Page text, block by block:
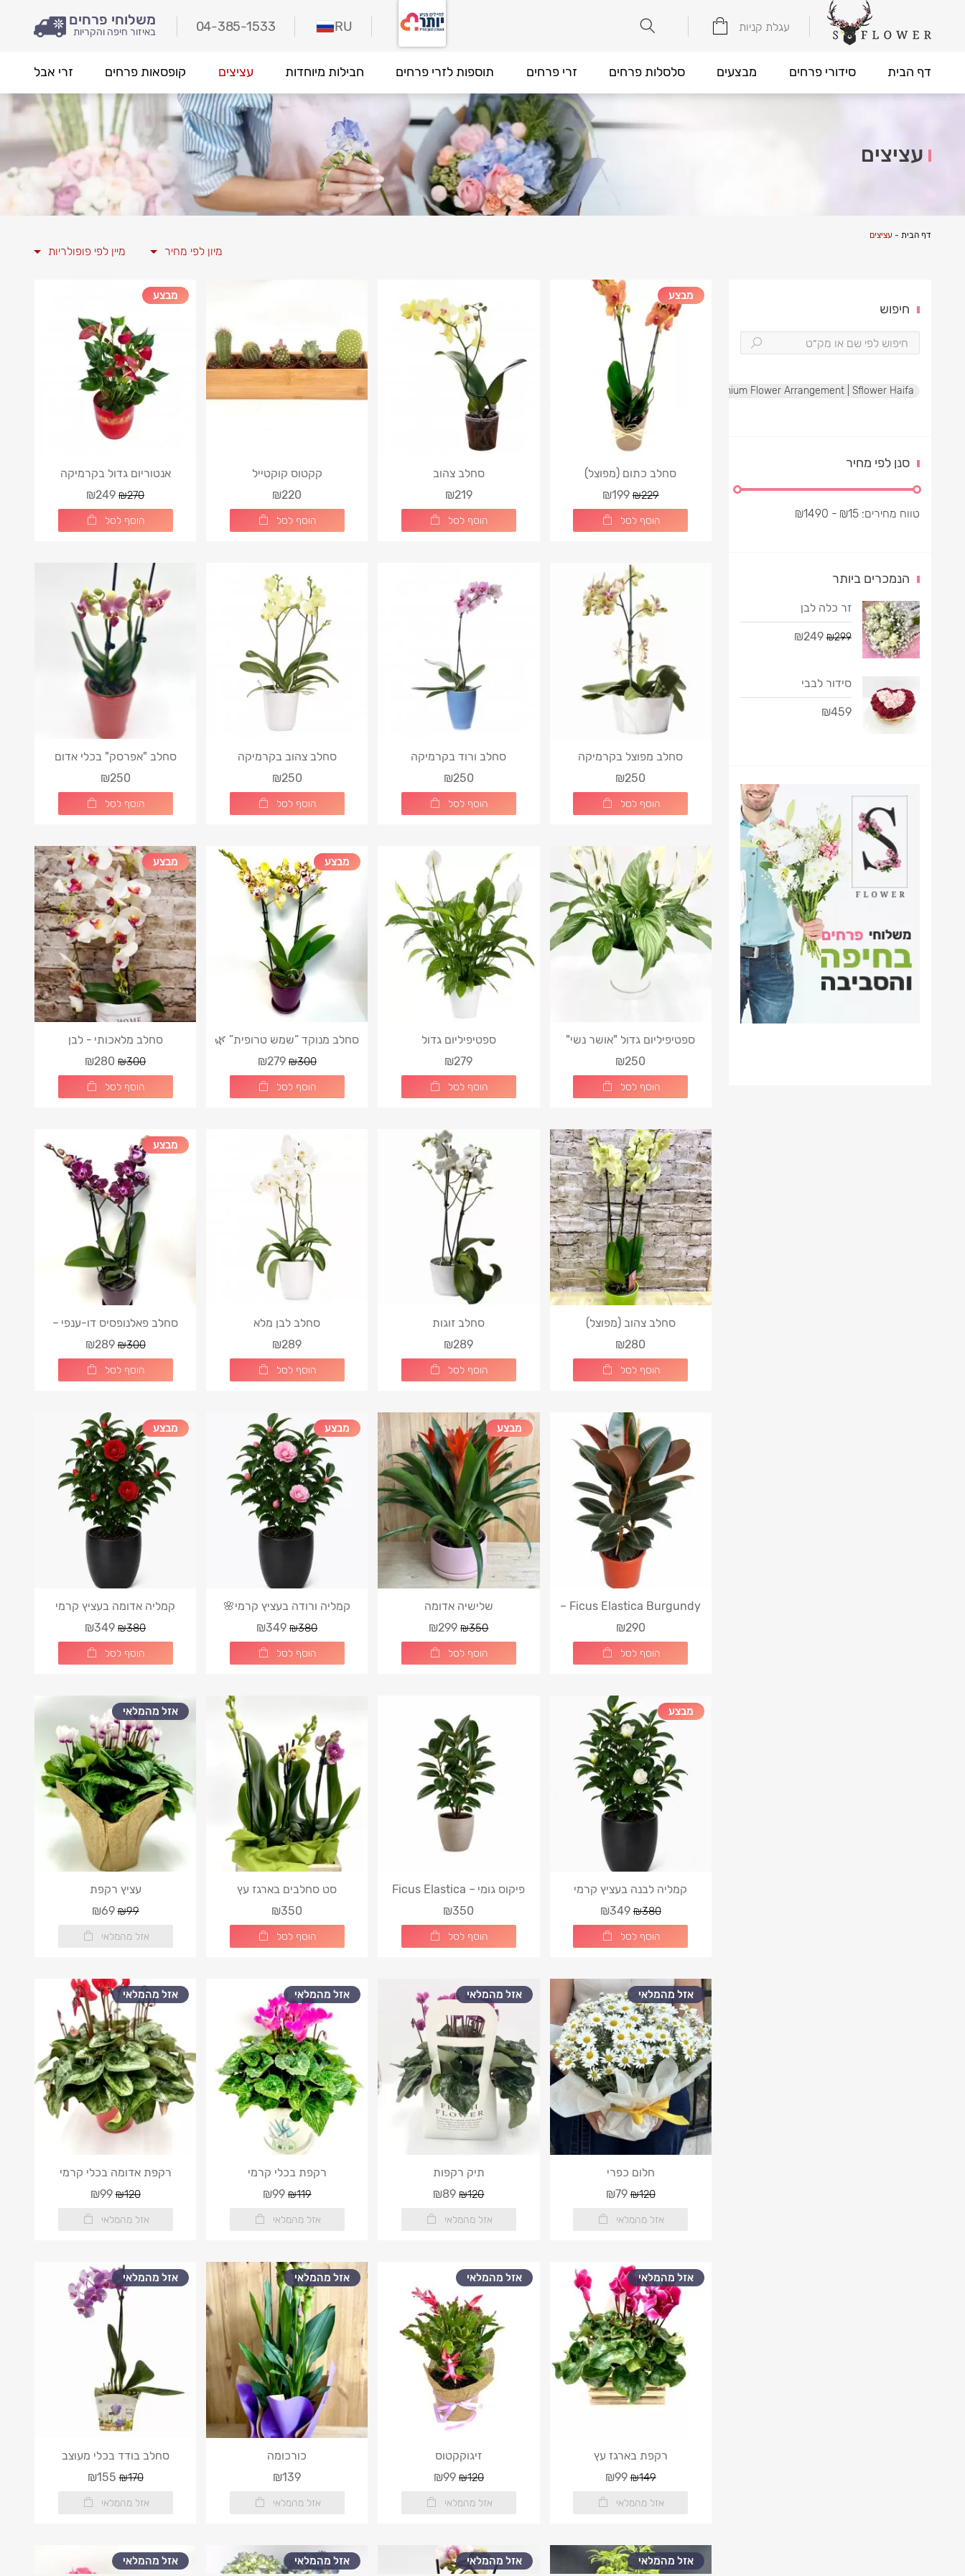
עגלת קניות משלוחי פרחים
באיזור חיפה והקריות 04-385-1533 RU
דף הבית סידורי פרחים מבצעים סלסלות פרחים זרי פרחים תוספות לזרי פרחים חבילות מיוחדות עציצים קופסאות פרחים זרי אבל
עציצים
דף הבית - עציצים
מיון לפי מחיר מיין לפי פופולריות
מבצע
סחלב כתום (מפוצל)
₪229
₪199
הוסף לסל
סחלב צהוב
₪219
הוסף לסל
קקטוס קוקטייל
₪220
הוסף לסל
מבצע
אנטוריום גדול בקרמיקה
₪270
₪249
הוסף לסל
סחלב מפוצל בקרמיקה
₪250
הוסף לסל
סחלב ורוד בקרמיקה
₪250
הוסף לסל
סחלב צהוב בקרמיקה
₪250
הוסף לסל
סחלב "אפרסק" בכלי אדום
₪250
הוסף לסל
ספטיפיליום גדול "אושר נשי"
בכלי
₪250
הוסף לסל
ספטיפיליום גדול
₪279
הוסף לסל
מבצע
סחלב מנוקד “שמש טרופית” 🌿
₪300
₪279
הוסף לסל
מבצע
סחלב מלאכותי - לבן
₪300
₪280
הוסף לסל
סחלב צהוב (מפוצל)
₪280
הוסף לסל
סחלב זוגות
₪289
הוסף לסל
סחלב לבן מלא
₪289
הוסף לסל
מבצע
סחלב פאלנופסיס דו-ענפי –
לילה קסום
₪300
₪289
הוסף לסל
Ficus Elastica Burgundy –
פיקוס אלסטיקה בורגונדי
₪290
הוסף לסל
מבצע
שלישיה אדומה
₪350
₪299
הוסף לסל
מבצע
קמליה ורודה בעציץ קרמי🌸
₪380
₪349
הוסף לסל
מבצע
קמליה אדומה בעציץ קרמי
₪380
₪349
הוסף לסל
מבצע
קמליה לבנה בעציץ קרמי
₪380
₪349
הוסף לסל
פיקוס גומי – Ficus Elastica
₪350
הוסף לסל
סט סחלבים בארגז עץ
₪350
הוסף לסל
אזל מהמלאי
עציץ רקפת
₪99
₪69
אזל מהמלאי
אזל מהמלאי
חלום כפרי
₪120
₪79
אזל מהמלאי
אזל מהמלאי
תיק רקפות
₪120
₪89
אזל מהמלאי
אזל מהמלאי
רקפת בכלי קרמי
₪119
₪99
אזל מהמלאי
אזל מהמלאי
רקפת אדומה בכלי קרמי
₪120
₪99
אזל מהמלאי
אזל מהמלאי
רקפת בארגז עץ
₪149
₪99
אזל מהמלאי
אזל מהמלאי
זיגוקקטוס
₪120
₪99
אזל מהמלאי
אזל מהמלאי
כורכומה
₪139
אזל מהמלאי
אזל מהמלאי
סחלב בודד בכלי מעוצב
₪170
₪155
אזל מהמלאי
אזל מהמלאי אזל מהמלאי אזל מהמלאי אזל מהמלאי
חיפוש
Luxury Red & White Rose Box | Premium Flower Arrangement | Sflower Haifa
סנן לפי מחיר
טווח מחירים: ₪15
- ₪
1490
הנמכרים ביותר
זר כלה לבן
₪299
₪249
סידור לבבי
₪459